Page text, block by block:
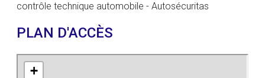
contrôle technique automobile - Autosécuritas
PLAN D'ACCÈS